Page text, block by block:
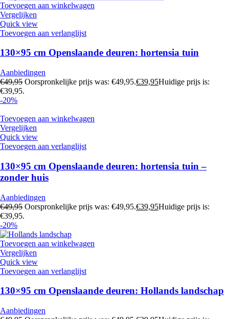
Toevoegen aan winkelwagen
Vergelijken
Quick view
Toevoegen aan verlanglijst
130×95 cm Openslaande deuren: hortensia tuin
Aanbiedingen
€49,95 Oorspronkelijke prijs was: €49,95.€39,95Huidige prijs is:
€39,95.
-20%
Toevoegen aan winkelwagen
Vergelijken
Quick view
Toevoegen aan verlanglijst
130×95 cm Openslaande deuren: hortensia tuin –
zonder huis
Aanbiedingen
€49,95 Oorspronkelijke prijs was: €49,95.€39,95Huidige prijs is:
€39,95.
-20%
Toevoegen aan winkelwagen
Vergelijken
Quick view
Toevoegen aan verlanglijst
130×95 cm Openslaande deuren: Hollands landschap
Aanbiedingen